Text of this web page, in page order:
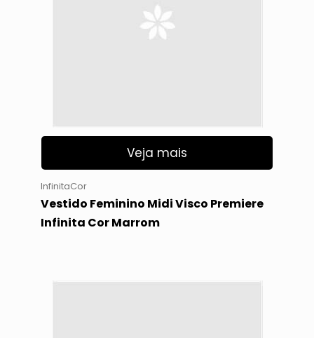
Veja mais
InfinitaCor
Vestido Feminino Midi Visco Premiere
Infinita Cor Marrom